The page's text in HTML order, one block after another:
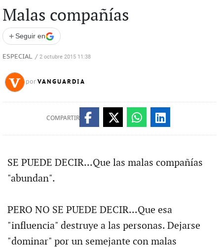
Malas compañías
+ Seguir en
ESPECIAL / 2 octubre 2015 11:38
por VANGUARDIA
COMPARTIR
SE PUEDE DECIR...Que las malas compañías
"abundan".
PERO NO SE PUEDE DECIR...Que esa
"influencia" destruye a las personas. Dejarse
"dominar" por un semejante con malas